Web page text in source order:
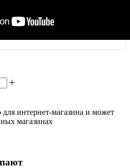
для интернет-магазина и может
магазинах